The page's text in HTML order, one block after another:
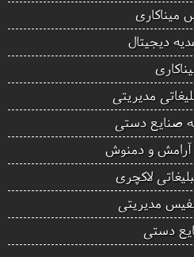
میناکاری
دیجیتال
مدیریتی
صنایع دستی
و دمنوش
لاکچری
مدیریتی
دستی